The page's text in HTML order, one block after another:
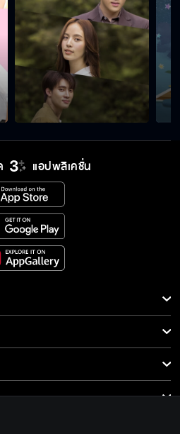
อหน่อย...อ้อนสิ
นออก เดี๋ยวแผนแตก
เป็นพระเอกก็ต้องเป็นพวกตัวร้ายโรคจิต
ยกว่าภาระอีก...ฉันจับคุณจูบแน่
ยรติด้วยการเรียกฉันว่าภูต
แอปพลิเคชั่น